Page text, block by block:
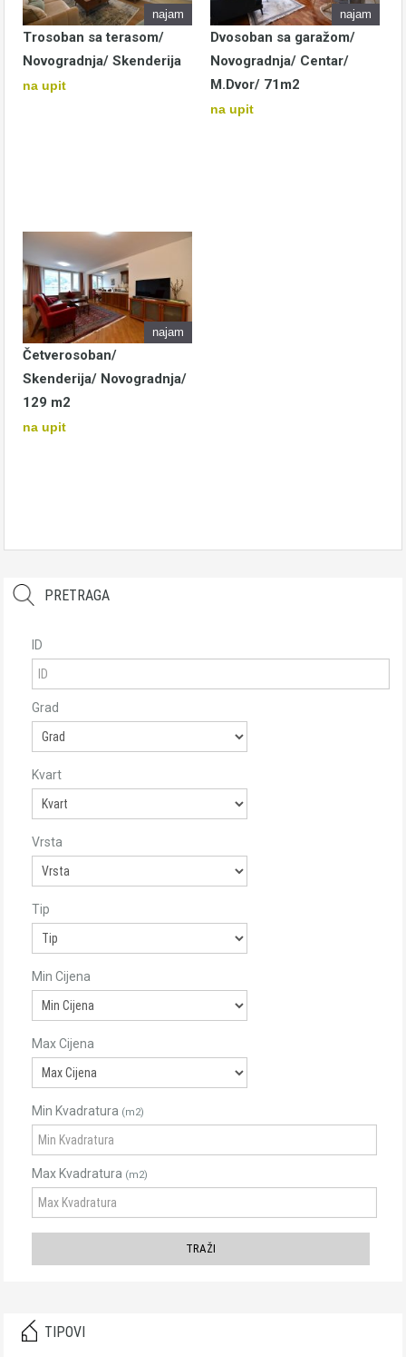
najam
Trosoban sa terasom/
Novogradnja/ Skenderija
na upit
najam
Dvosoban sa garažom/
Novogradnja/ Centar/
M.Dvor/ 71m2
na upit
najam
Četverosoban/
Skenderija/ Novogradnja/
129 m2
na upit
PRETRAGA
ID
Grad
Kvart
Vrsta
Tip
Min Cijena
Max Cijena
Min Kvadratura (m2)
Max Kvadratura (m2)
TIPOVI